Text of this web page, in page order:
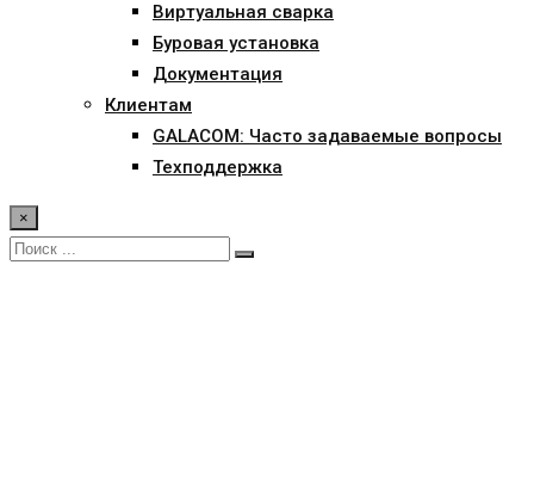
Виртуальная сварка
Буровая установка
Документация
Клиентам
GALACOM: Часто задаваемые вопросы
Техподдержка
×